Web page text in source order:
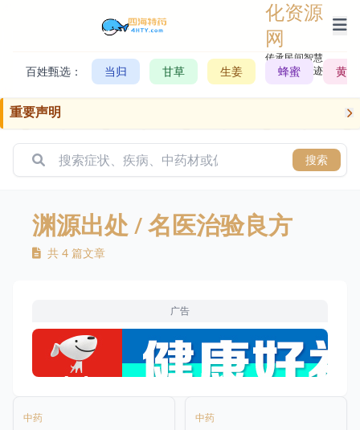
化资源
网
传承民间智慧，
记录历史轨迹
百姓甄选： 当归 甘草 生姜 蜂蜜 黄芪
重要声明
搜索
渊源出处/ 名医治验良方
共 4 篇文章
广告
中药 中药